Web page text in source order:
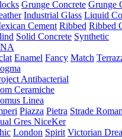
Grunge Concrete Grunge
Industrial Glass Liquid
Cement Ribbed Ribbed
Solid Concrete Synthetic
Enamel Fancy Match
Antibacterial
Ceramiche
Linea
Piazza Pietra Strade
Gres NiceKer
London Spirit Victorian